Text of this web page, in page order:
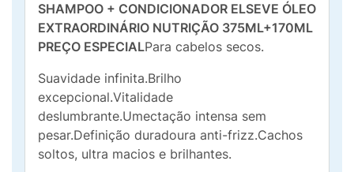
SHAMPOO + CONDICIONADOR ELSEVE ÓLEO
EXTRAORDINÁRIO NUTRIÇÃO 375ML+170ML
PREÇO ESPECIALPara cabelos secos.
Suavidade infinita.Brilho
excepcional.Vitalidade
deslumbrante.Umectação intensa sem
pesar.Definição duradoura anti-frizz.Cachos
soltos, ultra macios e brilhantes.